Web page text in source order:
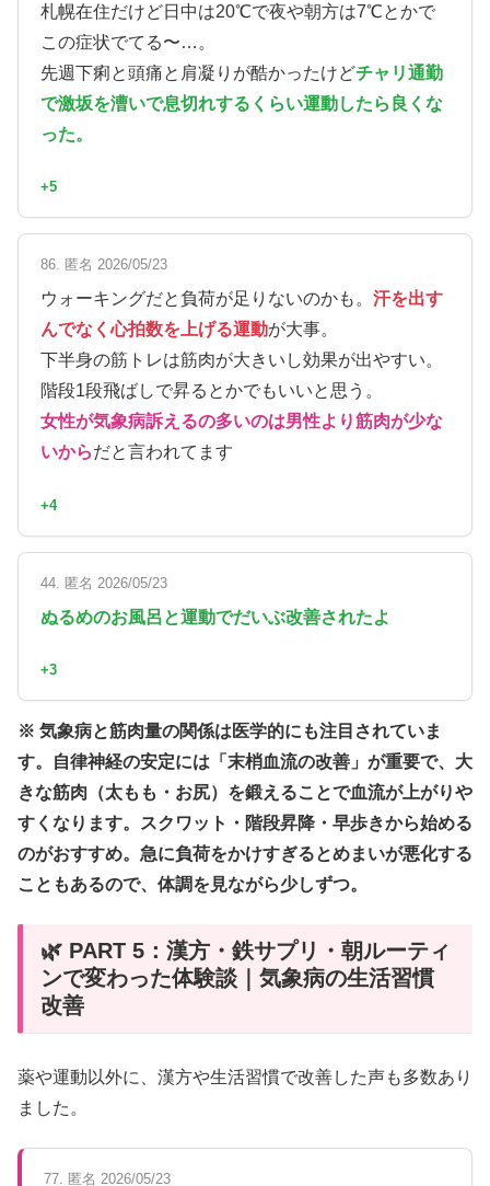
札幌在住だけど日中は20℃で夜や朝方は7℃とかで
この症状でてる〜…。
先週下痢と頭痛と肩凝りが酷かったけどチャリ通勤
で激坂を漕いで息切れするくらい運動したら良くな
った。
+5
86. 匿名 2026/05/23
ウォーキングだと負荷が足りないのかも。 汗を出す
んでなく心拍数を上げる運動が大事。
下半身の筋トレは筋肉が大きいし効果が出やすい。
階段1段飛ばしで昇るとかでもいいと思う。
女性が気象病訴えるの多いのは男性より筋肉が少な
いからだと言われてます
+4
44. 匿名 2026/05/23
ぬるめのお風呂と運動でだいぶ改善されたよ
+3
※ 気象病と筋肉量の関係は医学的にも注目されていま
す。自律神経の安定には「末梢血流の改善」が重要で、大
きな筋肉（太もも・お尻）を鍛えることで血流が上がりや
すくなります。スクワット・階段昇降・早歩きから始める
のがおすすめ。急に負荷をかけすぎるとめまいが悪化する
こともあるので、体調を見ながら少しずつ。
🌿 PART 5：漢方・鉄サプリ・朝ルーティ
ンで変わった体験談｜気象病の生活習慣
改善
薬や運動以外に、漢方や生活習慣で改善した声も多数あり
ました。
77. 匿名 2026/05/23